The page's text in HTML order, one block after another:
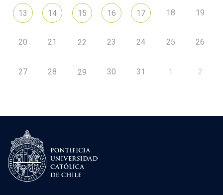
13 14 15 16 17 18 19
20 21 22 23 24 25 26
27 28 29 30 31 1 2